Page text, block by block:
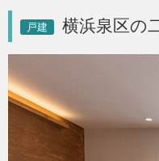
戸建 横浜泉区の